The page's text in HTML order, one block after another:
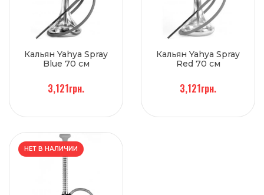
Кальян Yahya Spray
Blue 70 см
3,121грн.
Кальян Yahya Spray
Red 70 см
3,121грн.
НЕТ В НАЛИЧИИ